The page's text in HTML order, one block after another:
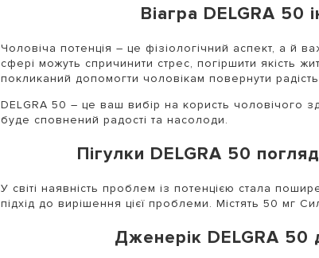
Віагра DELGRA 50
Чоловіча потенція – це фізіологічний аспект, а й
сфері можуть спричинити стрес, погіршити якість
покликаний допомогти чоловікам повернути
DELGRA 50 – це ваш вибір на користь чоловічого
буде сповнений радості та насолоди.
Пігулки DELGRA 50
У світі наявність проблем із потенцією стала
підхід до вирішення цієї проблеми. Містять 50 мг
Дженерік DELGRA 50